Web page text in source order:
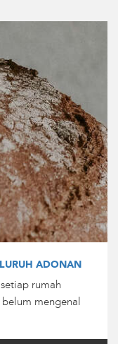
ADONAN
rumah
mengenal